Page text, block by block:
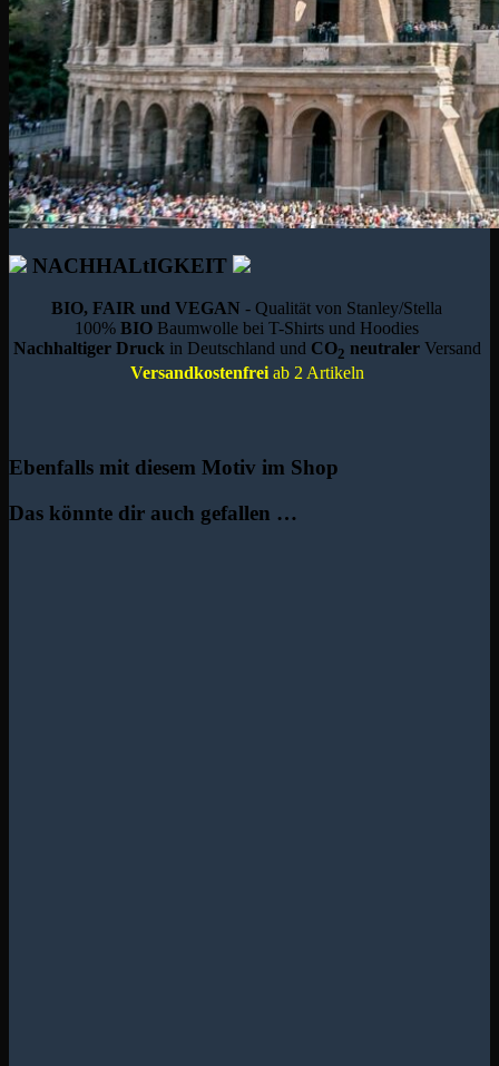
NACHHALtIGKEIT
BIO, FAIR und VEGAN - Qualität von Stanley/Stella
100%BIO Baumwolle bei T-Shirts und Hoodies
Nachhaltiger Druck in Deutschland und CO2 neutraler Versand
Versandkostenfreiab 2 Artikeln
Ebenfalls mit diesem Motiv im Shop
Das könnte dir auch gefallen …